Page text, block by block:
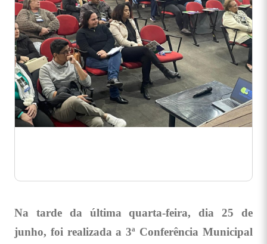
Na tarde da última quarta-feira, dia 25 de
junho, foi realizada a 3ª Conferência Municipal